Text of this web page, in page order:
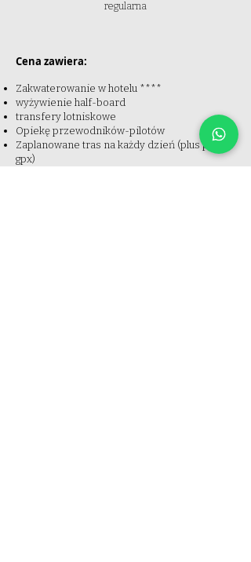
regularna
Cena zawiera:
Zakwaterowanie w hotelu ****
wyżywienie half-board
transfery lotniskowe
Opiekę przewodników-pilotów
Zaplanowane tras na każdy dzień (plus pliki
gpx)